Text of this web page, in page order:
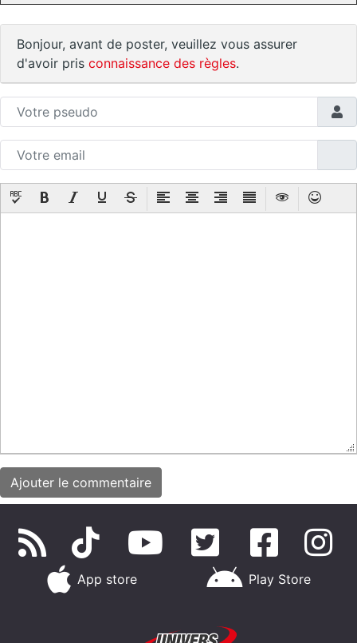
Bonjour, avant de poster, veuillez vous assurer
d'avoir pris connaissance des règles.
App store Play Store